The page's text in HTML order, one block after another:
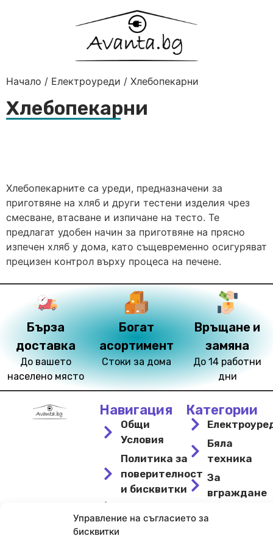
Управление на съгласието за
бисквитки
Начало / Електроуреди / Хлебопекарни
Хлебопекарни
Хлебопекарните са уреди, предназначени за
приготвяне на хляб и други тестени изделия чрез
смесване, втасване и изпичане на тесто. Те
предлагат удобен начин за приготвяне на прясно
изпечен хляб у дома, като същевременно осигуряват
прецизен контрол върху процеса на печене.
Бърза
доставка
До вашето
населено място
Богат
асортимент
Стоки за дома
Връщане и
замяна
До 14 работни
дни
Навигация
Общи
Условия
Политика за
поверителност
и бисквитки
Категории
Бяла
техника
За
вграждане